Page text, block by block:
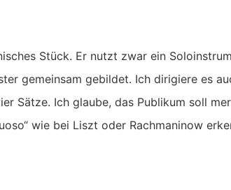
Stück. Er nutzt zwar ein
gemeinsam gebildet. Ich dirigiere es
Sätze. Ich glaube, das Publikum soll
wie bei Liszt oder Rachmaninow